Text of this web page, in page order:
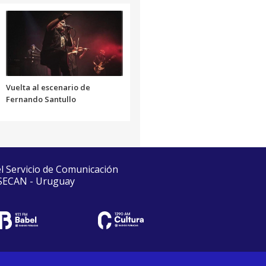
Vuelta al escenario de
Fernando Santullo
de Comunicación
- Uruguay